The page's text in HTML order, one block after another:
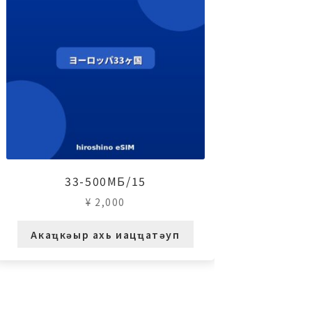
33-500МБ/15
¥ 2,000
Акаҵкәыр ахь иацҵатәуп